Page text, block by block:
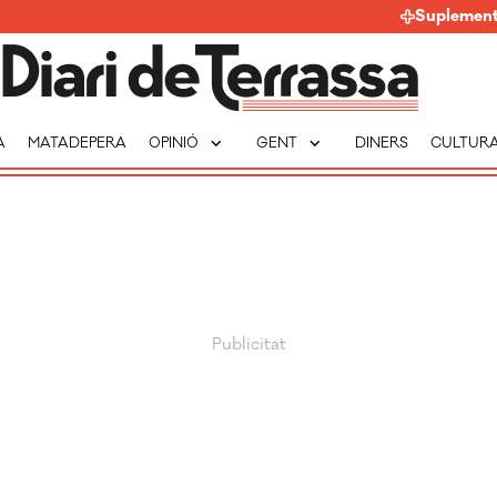
MATADEPERA OPINIÓ expand_more GENT expand_more DINERS